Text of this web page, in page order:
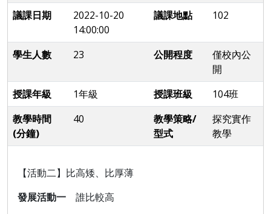
議課日期
2022-10-20
14:00:00
議課地點 102
學生人數 23 公開程度
僅校內公
開
授課年級
1年級 授課班級
104班
教學時間
(分鐘)
40
教學策略/
型式
探究實作
教學
【活動二】比高矮、比厚薄
發展活動一 誰比較高